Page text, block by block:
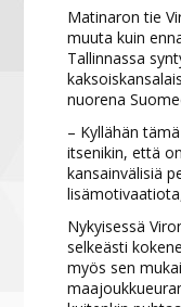
Matinaron tie
muuta kuin
Tallinnassa
nuorena
– Kyllähän
itsenikin, että
kansainvälisiä
Nykyisessä
selkeästi
myös sen